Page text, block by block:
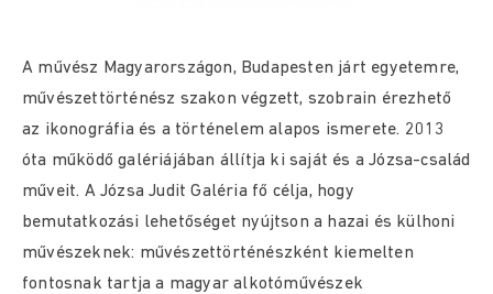
A művész Magyarországon, Budapesten járt egyetemre,
művészettörténész szakon végzett, szobrain érezhető
az ikonográfia és a történelem alapos ismerete. 2013
óta működő galériájában állítja ki saját és a Józsa-család
műveit. A Józsa Judit Galéria fő célja, hogy
bemutatkozási lehetőséget nyújtson a hazai és külhoni
művészeknek: művészettörténészként kiemelten
fontosnak tartja a magyar alkotóművészek